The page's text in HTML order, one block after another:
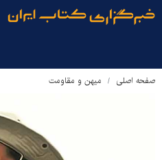
صفحه اصلی میهن و مقاومت